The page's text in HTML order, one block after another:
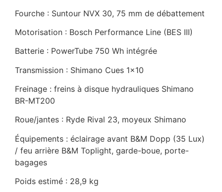
Fourche : Suntour NVX 30, 75 mm de débattement
Motorisation : Bosch Performance Line (BES III)
Batterie : PowerTube 750 Wh intégrée
Transmission : Shimano Cues 1×10
Freinage : freins à disque hydrauliques Shimano
BR-MT200
Roue/jantes : Ryde Rival 23, moyeux Shimano
Équipements : éclairage avant B&M Dopp (35 Lux)
/ feu arrière B&M Toplight, garde-boue, porte-
bagages
Poids estimé : 28,9 kg